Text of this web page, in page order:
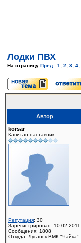
Лодки ПВХ
На страницу Пред. 1 2 3 4
Автор
korsar
Капитан наставник
Репутация: 30
Зарегистрирован: 10.02.2011
Сообщения: 1808
Откуда: Луганск ВМК "Чайка"